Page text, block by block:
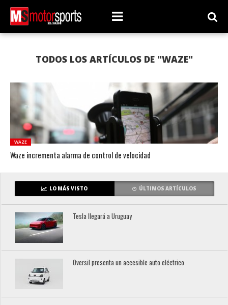
TODOS LOS ARTÍCULOS DE "WAZE"
WAZE
Waze incrementa alarma de control de velocidad
LO MÁS VISTO ÚLTIMOS ARTÍCULOS
Tesla llegará a Uruguay
Oversil presenta un accesible auto eléctrico